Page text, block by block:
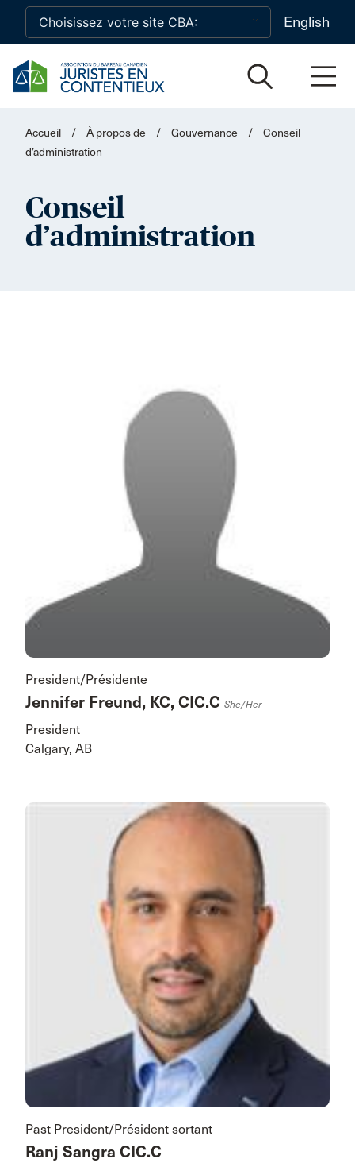
Skip to main content
English
Accueil / À propos de / Gouvernance /
Conseil
d’administration
Conseil
d’administration
President/Présidente
Jennifer Freund, KC, CIC.C She/her
President
Calgary, AB
Past President/Président sortant
Ranj Sangra CIC.C